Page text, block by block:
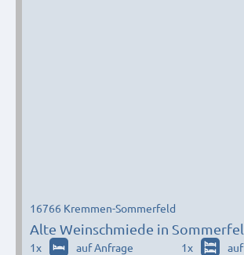
Alte Weinschmiede in
16766 Kremmen-Sommerfeld
1x auf Anfrage 1x